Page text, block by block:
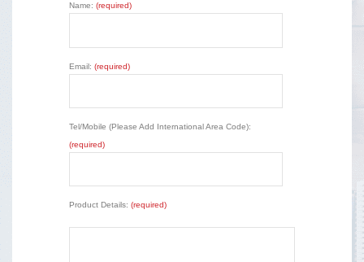
Name: (required)
Email: (required)
Tel/Mobile (Please Add International Area Code):
(required)
Product Details: (required)